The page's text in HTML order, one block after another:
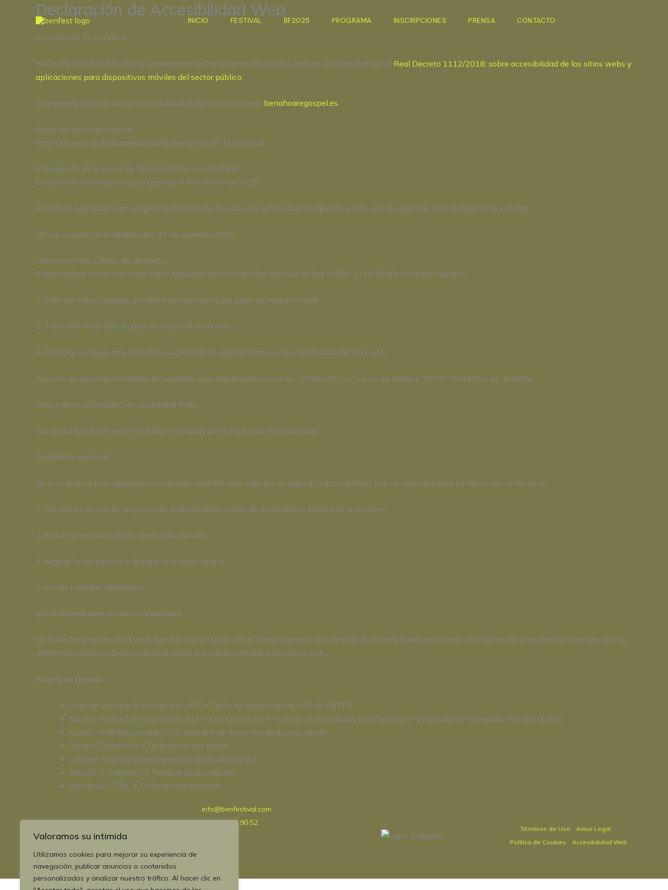
Valoramos su intimida
Utilizamos cookies para mejorar su experiencia de
navegación, publicar anuncios o contenidos
personalizados y analizar nuestro tráfico. Al hacer clic en
INICIO FESTIVAL BF2025 PROGRAMA INSCRIPCIONES PRENSA CONTACTO
Declaración de Accesibilidad Web
Actualizado: 23/01/2026
YAIZA PEREZ RODRIGUEZ se compromete en hacer accesible su sitio web de conformidad con el Real Decreto 1112/2018, sobre accesibilidad de los sitios webs y
aplicaciones para dispositivos móviles del sector público.
La presente declaración de accesibilidad se aplica al sitio web benahoaregospel.es.
Situación de cumplimiento
Este sitio web es plenamente conforme con el RD 1112/2018.
Preparación de la presente declaración de accesibilidad:
La presente declaración fue preparada el 8 de enero de 2025.
El método empleado para preparar la declaración ha sido una autoevaluación llevada a cabo por el equipo de accesibilidad de la entidad.
Última revisión de la declaración: 23 de enero de 2026.
Observaciones y datos de contacto:
Puede realizar comunicaciones sobre requisitos de accesibilidad (artículo 10.2.a) del RD 1112/2018) como por ejemplo:
1. Informar sobre cualquier posible incumplimiento por parte de este sitio web.
2. Transmitir otras dificultades de acceso al contenido
3. Formular cualquier otra consulta o sugerencia de mejora relativa a la accesibilidad del sitio web
A través de nuestros formulario de contacto, o de manera presencial en: C/Cabo 29 Los Llanos de Aridane 38760 Santa Cruz de Tenerife
Indicando en el Asunto: «Accesibilidad Web»
Las comunicaciones serán recibidas y tratadas por el equipo de Accesibilidad.
Contenido opcional
En esta web se han adoptado una serie de medidas cuyo objetivo es mejorar la accesibilidad. Las ventajas que esto conlleva son, entre otras:
1. Facilitar el acceso de las personas independientemente de su condición física o de su entorno.
2. Incluir contenidos claros y bien estructurados.
3. Mejorar la navegación y la experiencia del usuario.
Entre las medidas adoptadas:
Botón lateral derecho de Accesibilidad
En todas las páginas de la web, cuentan con un botón en el lateral izquierdo con símbolo de accesibilidad, que cuando pinchamos en el se abre un «pop up» con las
diferentes opciones de accesibilidad visual que pueden afectar a la página web.
Atajos de teclado
Internet Explorer 6 o superiores: ALT + Tecla de acceso rápido + Tecla ENTER
Mozilla Firefox 2.0 o superiores: ALT + MAYUSCULAS + Tecla de acceso rápido (configuración – avanzada en navegador con dos teclas)
Opera: Tecla Mayúsculas + Esc para activar las teclas de acceso rápido
Safari: COMMAND + Tecla de acceso rápido
Chrome: Según sistema operativo (Definido debajo)
MacOS: COMMAND + Tecla de acceso rápido.
Windows: CTRL + Tecla de acceso rápido.
info@benfestival.com
+34 625 93 90 52
Términos de Uso
Aviso Legal
Política de Cookies
Accesibilidad Web